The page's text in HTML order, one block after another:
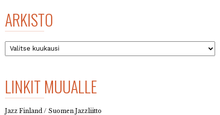
ARKISTO
Arkisto
LINKIT MUUALLE
Jazz Finland / Suomen Jazzliitto